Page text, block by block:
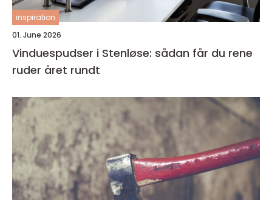
inspiration
01. June 2026
Vinduespudser i Stenløse: sådan får du rene
ruder året rundt